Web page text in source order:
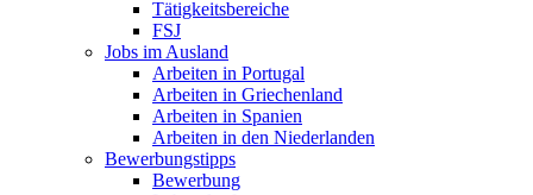
Tätigkeitsbereiche
FSJ
Jobs im Ausland
Arbeiten in Portugal
Arbeiten in Griechenland
Arbeiten in Spanien
Arbeiten in den Niederlanden
Bewerbungstipps
Bewerbung